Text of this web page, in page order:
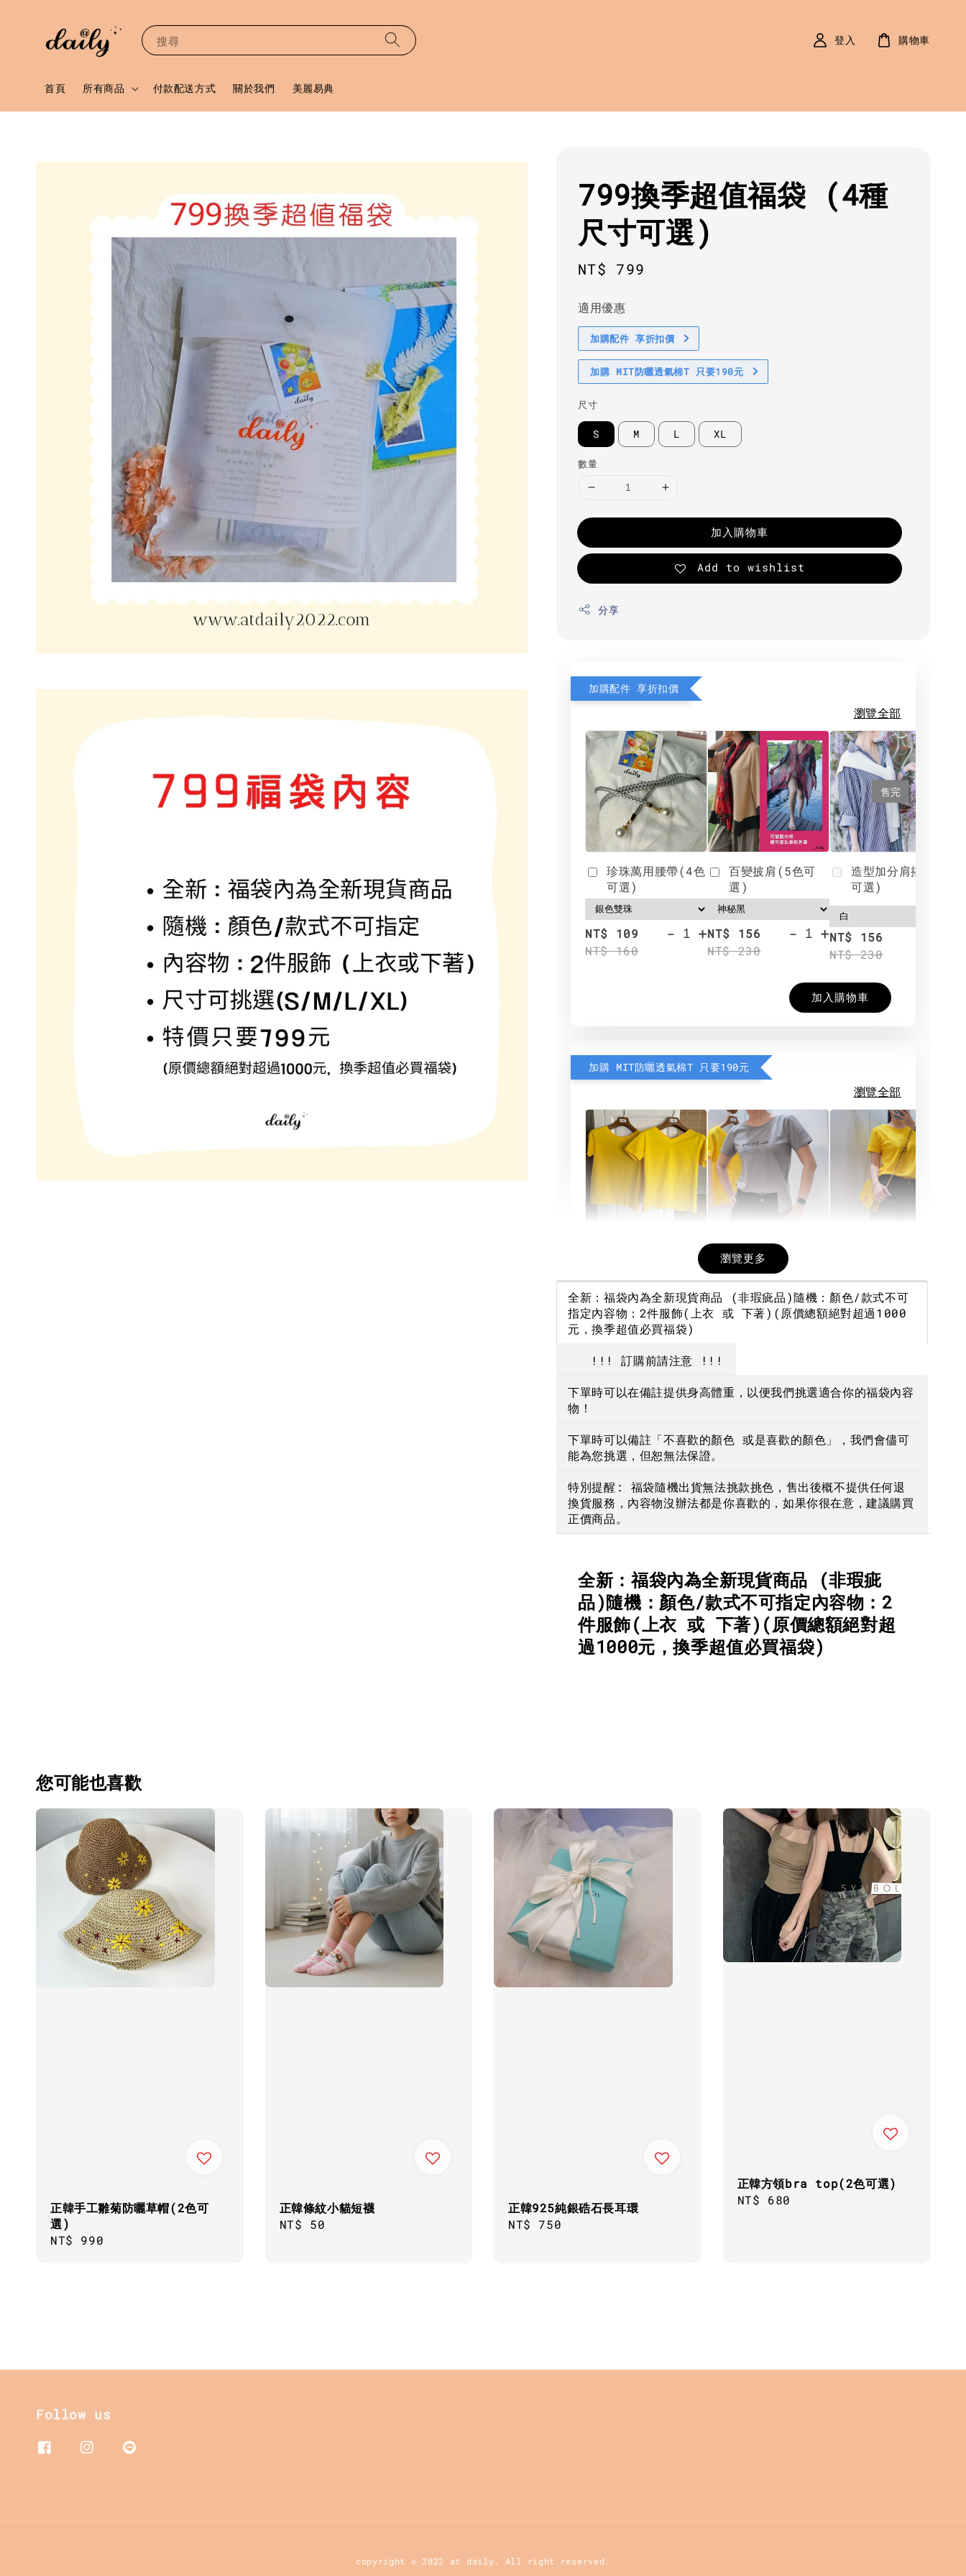
搜尋
首頁 所有商品 付款配送方式 關於我們 美麗易典
登入 購物車
799換季超值福袋 (4種
尺寸可選)
Regular
NT$ 799
適用優惠
加購配件 享折扣價
加購 MIT防曬透氣棉T 只要190元
尺寸
S M L XL
數量
加入購物車
Add to wishlist
分享
加購配件 享折扣價
瀏覽全部
珍珠萬用腰帶(4色
可選)
NT$ 109
NT$ 160
- +
百變披肩(5色可
選)
NT$ 156
NT$ 230
- +
售完
造型加分肩搭(4色
可選)
NT$ 156
NT$ 230
加入購物車
加購 MIT防曬透氣棉T 只要190元
瀏覽全部
NT$ 190
NT$ 450
- +
希望相隨雙面T
NT$ 190
- +NT$ 190
瀏覽更多
全新：福袋內為全新現貨商品 (非瑕疵品)隨機：顏色/款式不可
指定內容物：2件服飾(上衣 或 下著)(原價總額絕對超過1000
元，換季超值必買福袋)
!!! 訂購前請注意 !!!
下單時可以在備註提供身高體重，以便我們挑選適合你的福袋內容
物！
下單時可以備註「不喜歡的顏色 或是喜歡的顏色」，我們會儘可
能為您挑選，但恕無法保證。
特別提醒: 福袋隨機出貨無法挑款挑色，售出後概不提供任何退
換貨服務，內容物沒辦法都是你喜歡的，如果你很在意，建議購買
正價商品。
全新：福袋內為全新現貨商品 (非瑕疵
品)隨機：顏色/款式不可指定內容物：2
件服飾(上衣 或 下著)(原價總額絕對超
過1000元，換季超值必買福袋)
您可能也喜歡
正韓手工雛菊防曬草帽(2色可
選)
Regular
NT$ 990
正韓條紋小貓短襪
Regular
NT$ 50
正韓925純銀硞石長耳環
Regular
NT$ 750
正韓方領bra top(2色可選)
Regular
NT$ 680
Follow us
copyright © 2022 at daily. All right reserved.